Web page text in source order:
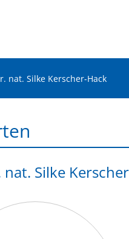
nat. Silke Kerscher-Hack
Silke